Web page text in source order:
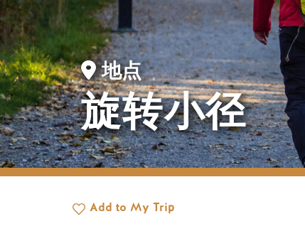
地点
旋转小径
Add to My Trip